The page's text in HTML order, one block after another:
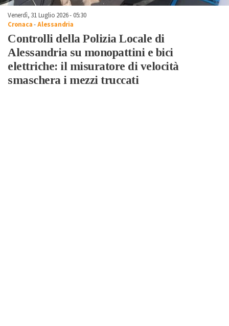
Venerdì, 31 Luglio 2026 - 05:30
Cronaca-Alessandria
Controlli della Polizia Locale di
Alessandria su monopattini e bici
elettriche: il misuratore di velocità
smaschera i mezzi truccati